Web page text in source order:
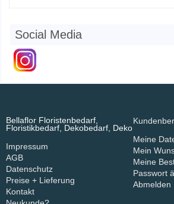
Social Media
Bellaflor Floristenbedarf,
Floristikbedarf, Dekobedarf, Deko
Impressum
AGB
Datenschutz
Preise + Lieferung
Kontakt
Meine
Mein
Meine
Passwort
Abmelden